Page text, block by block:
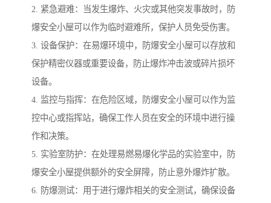
2. 紧急避难：当发生爆炸、火灾或其他突发事故时，防
爆安全小屋可以作为临时避难所，保护人员免受伤害。
3. 设备保护：在易爆环境中，防爆安全小屋可以存放和
保护精密仪器或重要设备，防止爆炸冲击波或碎片损坏
设备。
4. 监控与指挥：在危险区域，防爆安全小屋可以作为监
控中心或指挥站，确保工作人员在安全的环境中进行操
作和决策。
5. 实验室防护：在处理易燃易爆化学品的实验室中，防
爆安全小屋提供额外的安全屏障，防止意外爆炸扩散。
6. 防爆测试：用于进行爆炸相关的安全测试，确保设备